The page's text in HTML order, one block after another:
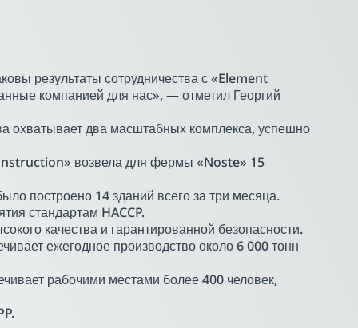
результаты сотрудничества с «Element
компанией для нас», — отметил Георгий
охватывает два масштабных комплекса, успешно
возвела для фермы «Noste» 15
построено 14 зданий всего за три месяца.
стандартам HACCP.
качества и гарантированной безопасности.
ежегодное производство около 6 000 тонн
рабочими местами более 400 человек,